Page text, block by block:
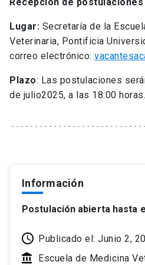
Lugar: Secretaría de la
Veterinaria, Pontificia
correo electrónico:
Plazo: Las postulaciones
de julio2025, a las 18:00 horas.
Información
Postulación abierta hasta
Publicado el: Junio 2,
Escuela de Medicina